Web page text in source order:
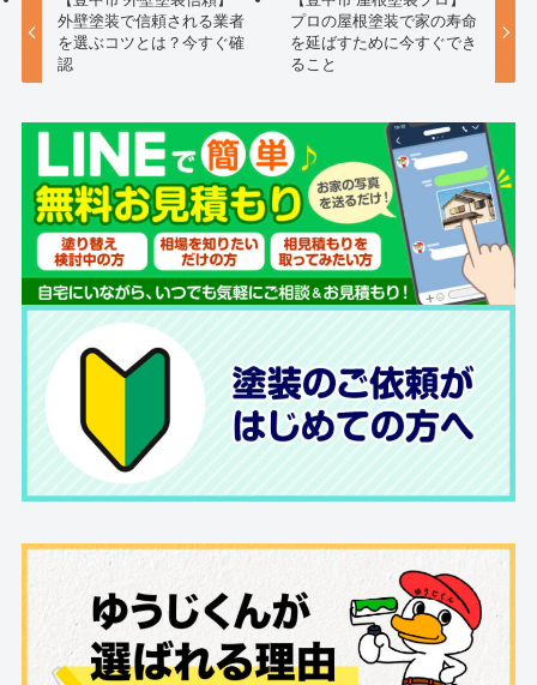
外壁塗装で信頼される業者
を選ぶコツとは？今すぐ確
認
プロの屋根塗装で家の寿命
を延ばすために今すぐでき
ること